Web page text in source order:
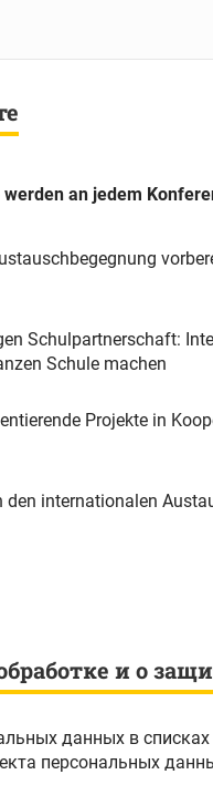
Bitte wählen Sie ZWEI Arbeitsgruppen
Schulpartnerschaft:
Schule machen
Projekte in
den internationalen
и о
данных в